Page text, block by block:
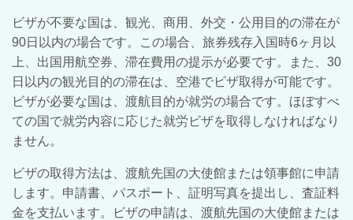
ビザが不要な国は、観光、商用、外交・公用目的の滞在が
90日以内の場合です。
この場合、旅券残存入国時6ヶ月以
上、出国用航空券、滞在費用の提示が必要です。
また、30
日以内の観光目的の滞在は、空港でビザ取得が可能です。
ビザが必要な国は、渡航目的が就労の場合です。 ほぼすべ
ての国で就労内容に応じた就労ビザを取得しなければなり
ません。
ビザの取得方法は、渡航先国の大使館または領事館に申請
します。 申請書、パスポート、証明写真を提出し、査証料
金を支払います。
ビザの申請は、渡航先国の大使館または